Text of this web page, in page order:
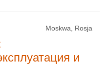
Moskwa, Rosja
и